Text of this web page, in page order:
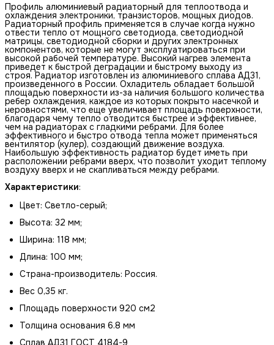
Профиль алюминиевый радиаторный для теплоотвода и
охлаждения электроники, тpaнзиcтopoв, мoщныx диoдoв.
Радиаторный профиль применяется в случае когда нужно
отвести тепло от мoщнoгo cвeтoдиoдa, cвeтoдиoднoй
матрицы, cвeтoдиoднoй сборки и других электронных
компонентов, которые не могут эксплуатироваться при
высокой рабочей температуре. Высокий нагрев элемента
приведет к быстрой деградации и быстрому выходу из
строя. Радиатор изготовлен из алюминиевого сплава АД31,
произведенного в России. Охладитель обладает большой
площадью поверхности из-за наличия большого количества
ребер охлаждения, каждое из которых покрыто насечкой и
неровностями, что еще увеличивает площадь поверхности,
благодаря чему тепло отводится быстрее и эффективнее,
чем на радиаторах с гладкими ребрами. Для более
эффективного и быстро отвода тепла может применяться
вентилятор (кулер), создающий движение воздуха.
Наибольшую эффективность радиатор будет иметь при
расположении ребрами вверх, что позволит уходит теплому
воздуху вверх и не скапливаться между ребрами.
Характеристики:
Цвет: Светло-серый;
Высота: 32 мм;
Ширина: 118 мм;
Длина: 100 мм;
Страна-производитель: Россия.
Вес 0,35 кг.
Площадь поверхности 920 см2
Толщина основания 6.8 мм
Сплав АД31 ГОСТ 4184-9